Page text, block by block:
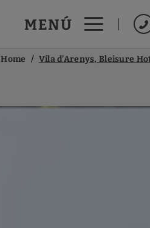
MENÚ
Home Vila d’Arenys, Bleisure